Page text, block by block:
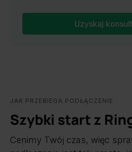
Uzyskaj
JAK PRZEBIEGA PODŁĄCZENIE
Szybki start z
Cenimy Twój czas, więc